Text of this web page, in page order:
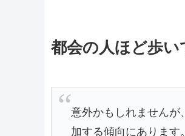
都会の人ほど歩い
意外かもしれませんが
加する傾向にあります